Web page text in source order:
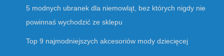
5 modnych ubranek dla niemowląt, bez których nigdy nie
powinnaś wychodzić ze sklepu
Top 9 najmodniejszych akcesoriów mody dziecięcej